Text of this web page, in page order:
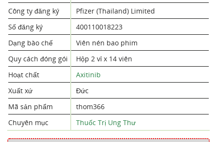
Công ty đăng ký
Pfizer (Thailand) Limited
Số đăng ký
400110018223
Dạng bào chế
Viên nén bao phim
Quy cách đóng gói
Hộp 2 vỉ x 14 viên
Hoạt chất
Axitinib
Xuất xứ
Đức
Mã sản phẩm
thom366
Chuyên mục
Thuốc Trị Ung Thư